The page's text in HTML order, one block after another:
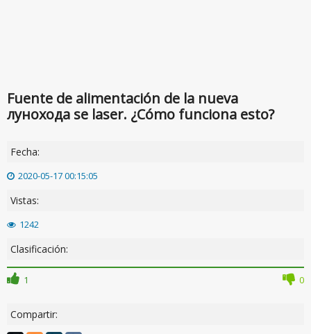
Fuente de alimentación de la nueva
лунохода se laser. ¿Cómo funciona esto?
Fecha:
2020-05-17 00:15:05
Vistas:
1242
Clasificación:
1 0
Compartir: